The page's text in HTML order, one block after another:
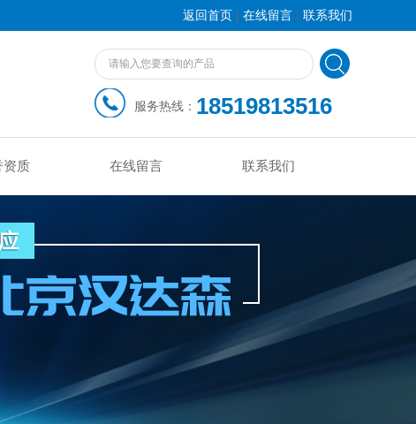
返回首页 | 在线留言 | 联系我们
服务热线： 18519813516
资质 在线留言 联系我们